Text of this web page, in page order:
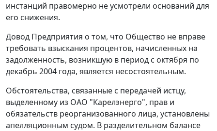
инстанций правомерно не усмотрели оснований для
его снижения.
Довод Предприятия о том, что Общество не вправе
требовать взыскания процентов, начисленных на
задолженность, возникшую в период с октября по
декабрь 2004 года, является несостоятельным.
Обстоятельства, связанные с передачей истцу,
выделенному из ОАО "Карелэнерго", прав и
обязательств реорганизованного лица, установлены
апелляционным судом. В разделительном балансе